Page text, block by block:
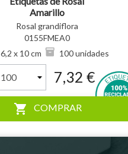
Amarillo
Rosal grandiflora
0155FMEA0
6,2 x 10 cm
100 unidades
7,32 €
shopping_cart COMPRAR